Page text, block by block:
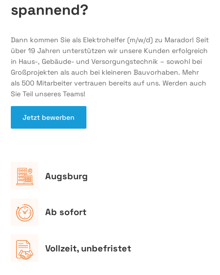
spannend?
Dann kommen Sie als Elektrohelfer (m/w/d) zu Marador! Seit
über 19 Jahren unterstützen wir unsere Kunden erfolgreich
in Haus-, Gebäude- und Versorgungstechnik – sowohl bei
Großprojekten als auch bei kleineren Bauvorhaben. Mehr
als 500 Mitarbeiter vertrauen bereits auf uns. Werden auch
Sie Teil unseres Teams!
Jetzt bewerben
Augsburg
Ab sofort
Vollzeit, unbefristet